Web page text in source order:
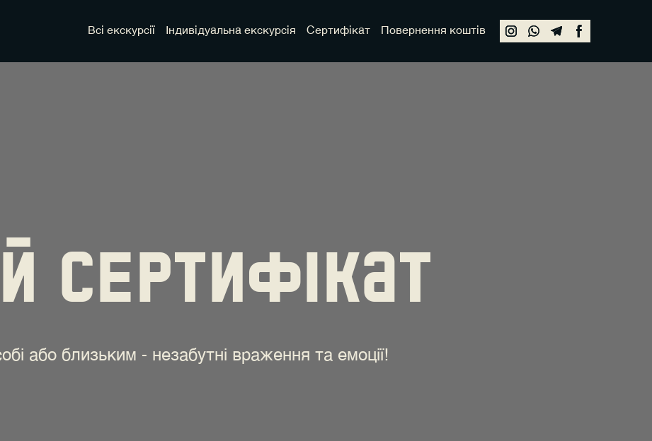
Всі екскурсії Індивідуальна екскурсія Сертифікат Повернення коштів
сертифікат
або близьким - незабутні враження та емоції!